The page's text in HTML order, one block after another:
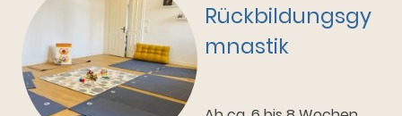
Rückbildungsgy
mnastik